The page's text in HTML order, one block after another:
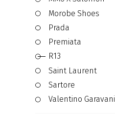
Morobe Shoes
Prada
Premiata
R13
Saint Laurent
Sartore
Valentino Garavani